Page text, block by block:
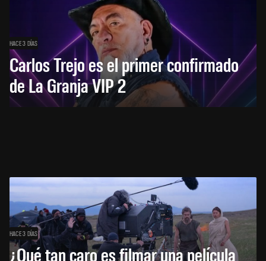
HACE 3 DÍAS
Carlos Trejo es el primer confirmado
de La Granja VIP 2
HACE 3 DÍAS
¿Qué tan caro es filmar una película